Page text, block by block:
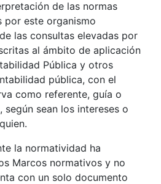
de las normas
por este organismo
las consultas elevadas por
al ámbito de aplicación
Pública y otros
pública, con el
como referente, guía o
según sean los intereses o
la normatividad ha
Marcos normativos y no
con un solo documento